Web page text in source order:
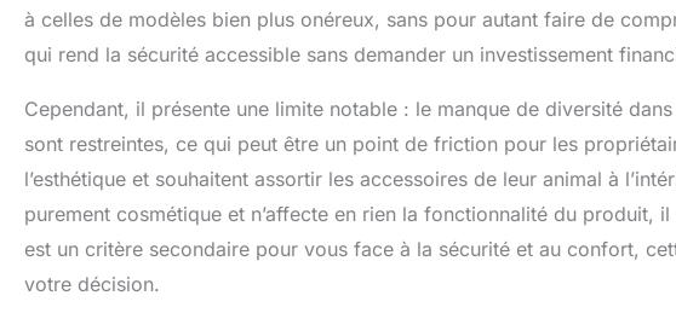
à celles de modèles bien plus onéreux, sans pour autant faire de
qui rend la sécurité accessible sans demander un investissement
Cependant, il présente une limite notable : le manque de diversité
sont restreintes, ce qui peut être un point de friction pour les
l’esthétique et souhaitent assortir les accessoires de leur animal à
purement cosmétique et n’affecte en rien la fonctionnalité du produit,
est un critère secondaire pour vous face à la sécurité et au confort,
votre décision.